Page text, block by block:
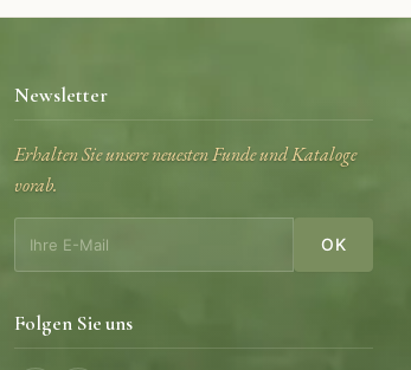
Newsletter
Erhalten Sie unsere neuesten Funde und Kataloge
vorab.
OK
Folgen Sie uns